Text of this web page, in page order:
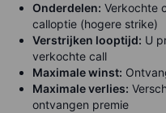
Onderdelen: Verkochte
calloptie (hogere strike)
Verstrijken looptijd: U
verkochte call
Maximale winst:
Maximale verlies:
ontvangen premie